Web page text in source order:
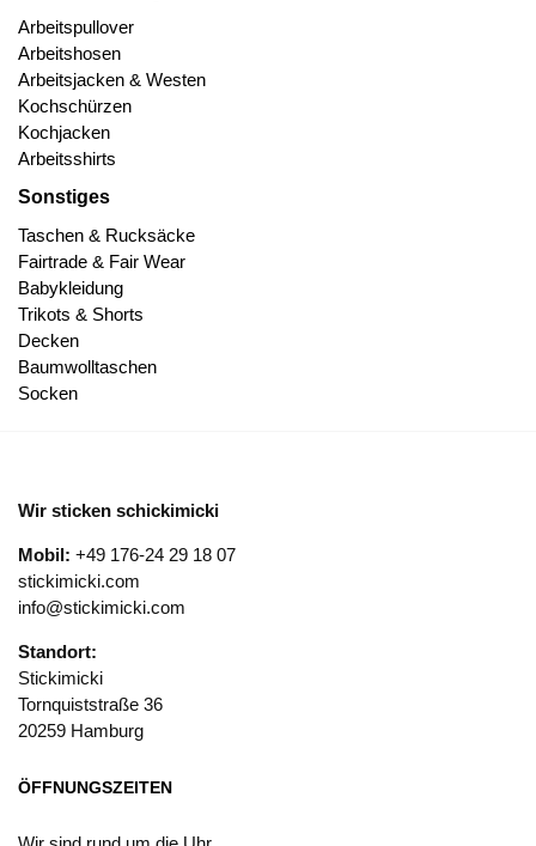
Arbeitspullover
Arbeitshosen
Arbeitsjacken & Westen
Kochschürzen
Kochjacken
Arbeitsshirts
Sonstiges
Taschen & Rucksäcke
Fairtrade & Fair Wear
Babykleidung
Trikots & Shorts
Decken
Baumwolltaschen
Socken
Wir sticken schickimicki
Mobil: +49 176-24 29 18 07
stickimicki.com
info@stickimicki.com
Standort:
Stickimicki
Tornquiststraße 36
20259 Hamburg
ÖFFNUNGSZEITEN